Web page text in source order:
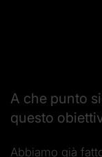
A che punto
questo
Abbiamo già